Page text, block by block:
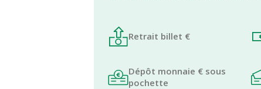
Retrait billet €
Dépôt monnaie € sous
pochette